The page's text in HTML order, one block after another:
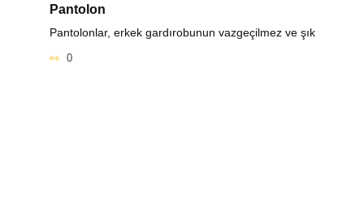
Pantolon
Pantolonlar, erkek gardırobunun vazgeçilmez ve şık
0